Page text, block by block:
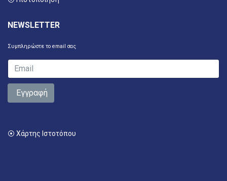
NEWSLETTER
Συμπληρώστε το email σας
Εγγραφή
⦿ Χάρτης Ιστοτόπου